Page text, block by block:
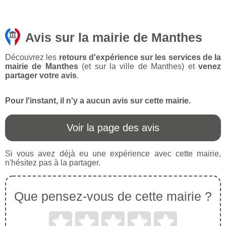
Avis sur la mairie de Manthes
Découvrez les retours d'expérience sur les services de la
mairie de Manthes(et sur la ville de Manthes) etvenez
partager votre avis.
Pour l'instant, il n'y a aucun avis sur cette mairie.
Voir la page des avis
Si vous avez déjà eu une expérience avec cette mairie,
n'hésitez pas à la partager.
Que pensez-vous de cette mairie ?